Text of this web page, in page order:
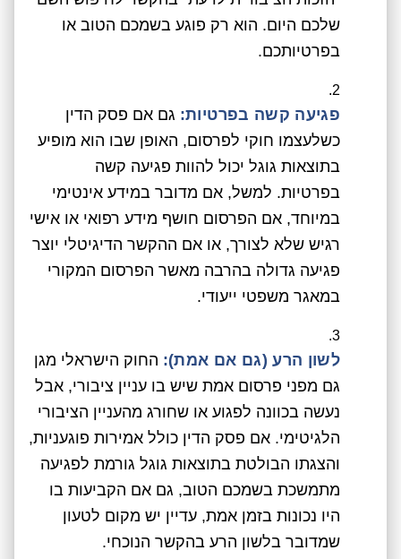
שלכם היום. הוא רק פוגע בשמכם הטוב או
בפרטיותכם.
פגיעה קשה בפרטיות: גם אם פסק הדין
כשלעצמו חוקי לפרסום, האופן שבו הוא מופיע
בתוצאות גוגל יכול להוות פגיעה קשה
בפרטיות. למשל, אם מדובר במידע אינטימי
במיוחד, אם הפרסום חושף מידע רפואי או אישי
רגיש שלא לצורך, או אם ההקשר הדיגיטלי יוצר
פגיעה גדולה בהרבה מאשר הפרסום המקורי
במאגר משפטי ייעודי.
לשון הרע (גם אם אמת): החוק הישראלי מגן
גם מפני פרסום אמת שיש בו עניין ציבורי, אבל
נעשה בכוונה לפגוע או שחורג מהעניין הציבורי
הלגיטימי. אם פסק הדין כולל אמירות פוגעניות,
והצגתו הבולטת בתוצאות גוגל גורמת לפגיעה
מתמשכת בשמכם הטוב, גם אם הקביעות בו
היו נכונות בזמן אמת, עדיין יש מקום לטעון
שמדובר בלשון הרע בהקשר הנוכחי.